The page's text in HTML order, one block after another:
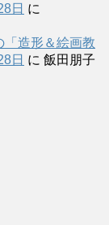
日 に
「造形＆絵画教
日 に 飯田朋子